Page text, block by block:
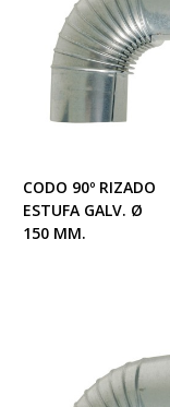
CODO 90º RIZADO
ESTUFA GALV. Ø
150 MM.